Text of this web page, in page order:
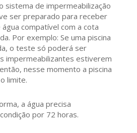
sistema de impermeabilização
ser preparado para receber
compatível com a cota
Por exemplo: Se uma piscina
o teste só poderá ser
impermeabilizantes estiverem
nesse momento a piscina
limite.
a água precisa
por 72 horas.